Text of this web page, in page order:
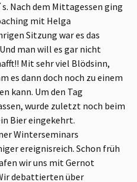
Nach dem Mittagessen ging
mit Helga
Sitzung war es das
man will es gar nicht
Mit sehr viel Blödsinn,
es dann doch noch zu einem
kann. Um den Tag
wurde zuletzt noch beim
Bier eingekehrt.
Winterseminars
ereignisreich. Schon früh
wir uns mit Gernot
debattierten über